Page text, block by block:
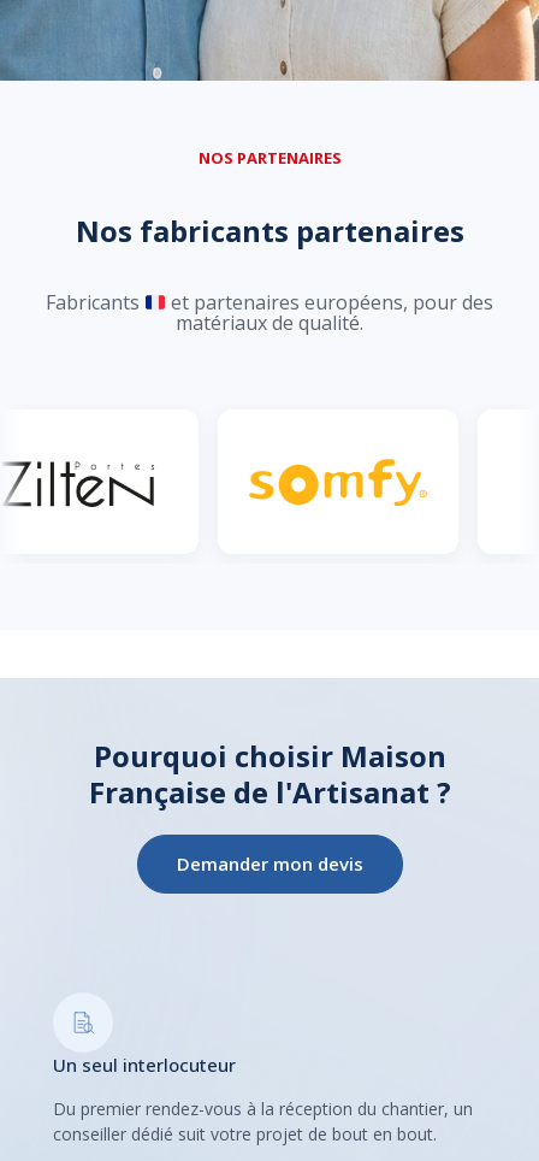
NOS PARTENAIRES
Nos fabricants partenaires
Fabricants et partenaires européens, pour des
matériaux de qualité.
Pourquoi choisir Maison
Française de l'Artisanat ?
Demander mon devis
Un seul interlocuteur
Du premier rendez-vous à la réception du chantier, un
conseiller dédié suit votre projet de bout en bout.